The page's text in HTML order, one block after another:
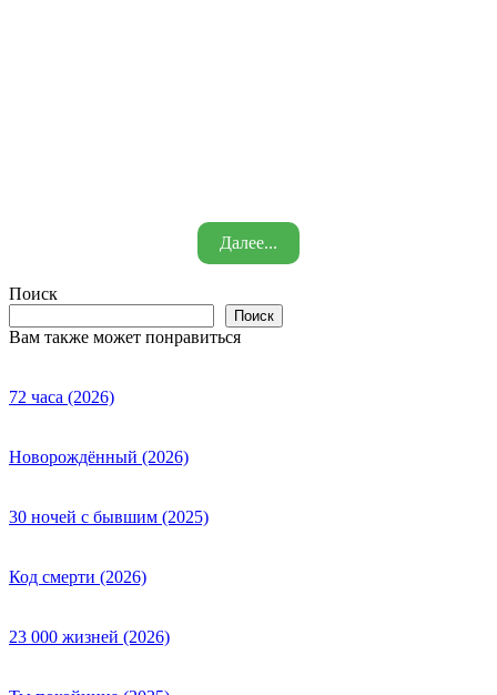
Далее...
Поиск
Поиск
Вам также может понравиться
72 часа (2026)
Новорождённый (2026)
30 ночей с бывшим (2025)
Код смерти (2026)
23 000 жизней (2026)